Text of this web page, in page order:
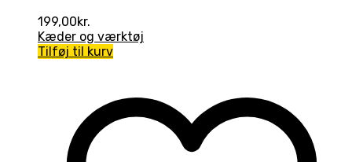
199,00kr.
Kæder og værktøj
Tilføj til kurv